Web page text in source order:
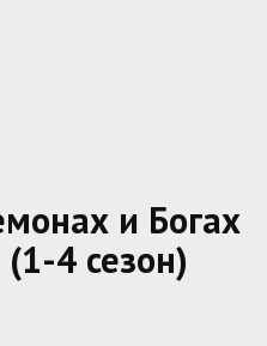
и Богах
4 сезон)